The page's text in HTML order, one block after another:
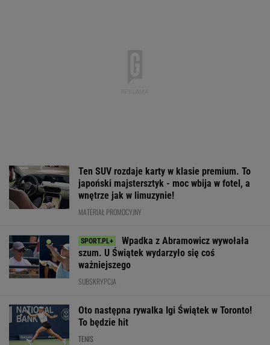
Ten SUV rozdaje karty w klasie premium. To
japoński majstersztyk - moc wbija w fotel, a
wnętrze jak w limuzynie!
MATERIAŁ PROMOCYJNY
Wpadka z Abramowicz wywołała
szum. U Świątek wydarzyło się coś
ważniejszego
SUBSKRYPCJA
Oto następna rywalka Igi Świątek w Toronto!
To będzie hit
TENIS